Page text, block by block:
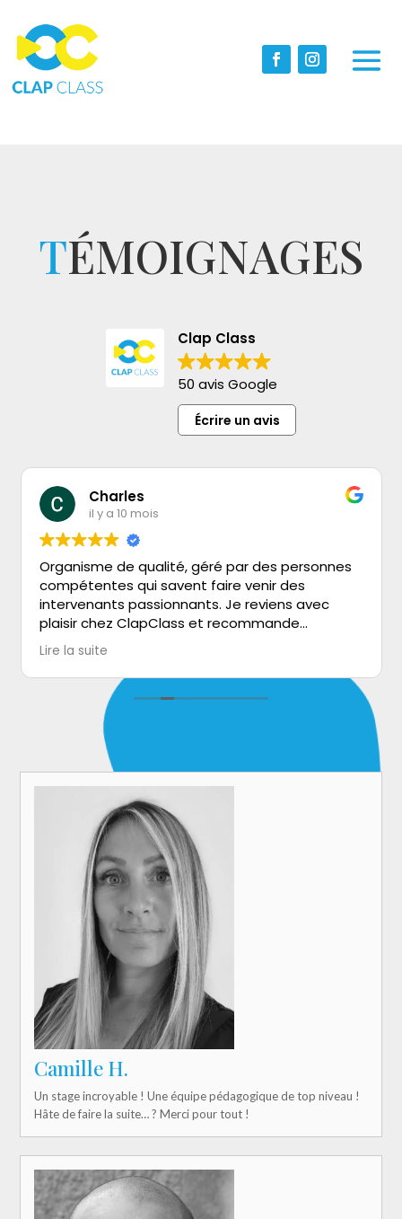
TÉMOIGNAGES
Clap Class
50 avis Google
Écrire un avis
Charles
il y a 10 mois
Organisme de qualité, géré par des personnes
compétentes qui savent faire venir des
intervenants passionnants. Je reviens avec
plaisir chez ClapClass et recommande
vivement!
Lire la suite
Camille H.
Un stage incroyable ! Une équipe pédagogique de top niveau !
Hâte de faire la suite… ? Merci pour tout !